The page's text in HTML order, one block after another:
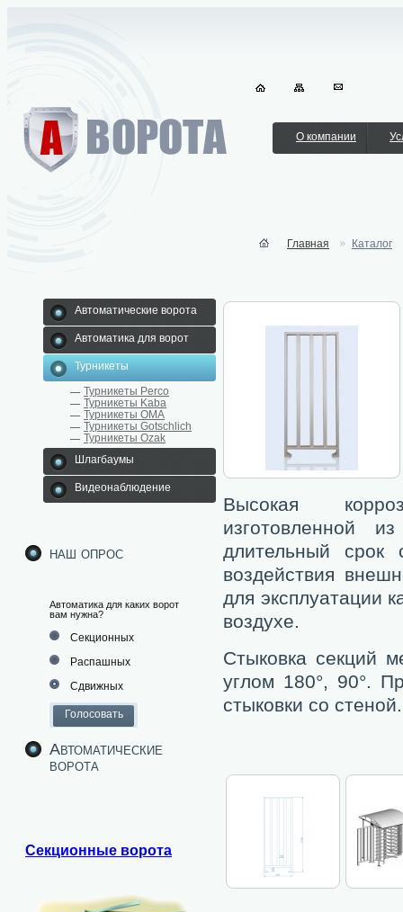
О компании
Автоматические ворота
Автоматика для ворот
Турникеты
Турникеты Perco
Турникеты Kaba
Турникеты ОМА
Турникеты Gotschlich
Турникеты Ozak
Шлагбаумы
Видеонаблюдение
наш опрос
Автоматика для каких ворот
вам нужна?
Секционных
Распашных
Сдвижных
Автоматические
ворота
Секционные ворота
Главная Каталог
Высокая
изготовленной
длительный срок
воздействия
для эксплуатации
воздухе.
Стыковка секций
углом 180°, 90°.
стыковки со стеной.